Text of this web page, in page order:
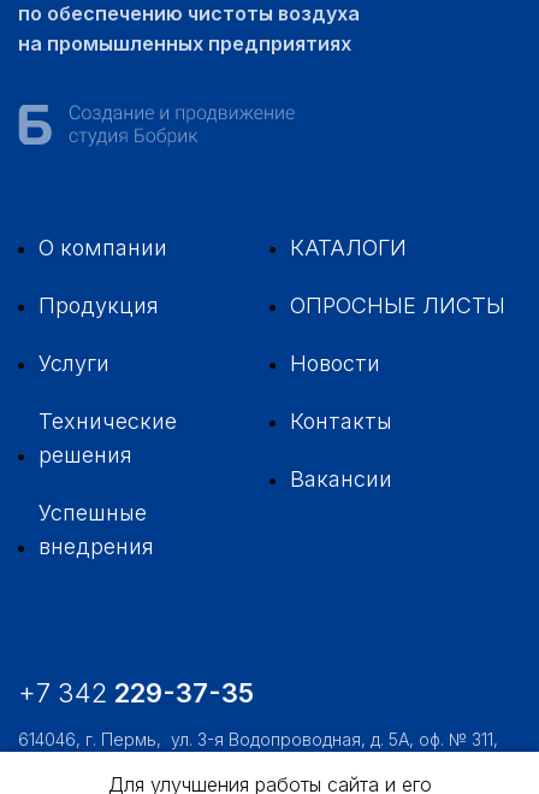
по обеспечению чистоты воздуха
на промышленных предприятиях
О компании
Продукция
Услуги
Технические
решения
Успешные
внедрения
КАТАЛОГИ
ОПРОСНЫЕ ЛИСТЫ
Новости
Контакты
Вакансии
+7 342 229-37-35
614046, г. Пермь, ул. 3-я Водопроводная, д. 5А, оф. № 311,
Для улучшения работы сайта и его